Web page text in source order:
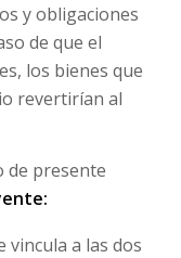
y obligaciones
de que el
los bienes que
revertirían al
de presente
vincula a las dos